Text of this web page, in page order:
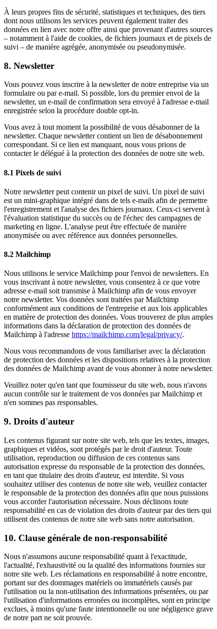
À leurs propres fins de sécurité, statistiques et techniques, des tiers
dont nous utilisons les services peuvent également traiter des
données en lien avec notre offre ainsi que provenant d'autres sources
– notamment à l'aide de cookies, de fichiers journaux et de pixels de
suivi – de manière agrégée, anonymisée ou pseudonymisée.
8. Newsletter
Vous pouvez vous inscrire à la newsletter de notre entreprise via un
formulaire ou par e-mail. Si possible, lors du premier envoi de la
newsletter, un e-mail de confirmation sera envoyé à l'adresse e-mail
enregistrée selon la procédure double opt-in.
Vous avez à tout moment la possibilité de vous désabonner de la
newsletter. Chaque newsletter contient un lien de désabonnement
correspondant. Si ce lien est manquant, nous vous prions de
contacter le délégué à la protection des données de notre site web.
8.1 Pixels de suivi
Notre newsletter peut contenir un pixel de suivi. Un pixel de suivi
est un mini-graphique intégré dans de tels e-mails afin de permettre
l'enregistrement et l'analyse des fichiers journaux. Ceux-ci servent à
l'évaluation statistique du succès ou de l'échec des campagnes de
marketing en ligne. L'analyse peut être effectuée de manière
anonymisée ou avec référence aux données personnelles.
8.2 Mailchimp
Nous utilisons le service Mailchimp pour l'envoi de newsletters. En
vous inscrivant à notre newsletter, vous consentez à ce que votre
adresse e-mail soit transmise à Mailchimp afin de vous envoyer
notre newsletter. Vos données sont traitées par Mailchimp
conformément aux conditions de l'entreprise et aux lois applicables
en matière de protection des données. Vous trouverez de plus amples
informations dans la déclaration de protection des données de
Mailchimp à l'adresse https://mailchimp.com/legal/privacy/.
Nous vous recommandons de vous familiariser avec la déclaration
de protection des données et les dispositions relatives à la protection
des données de Mailchimp avant de vous abonner à notre newsletter.
Veuillez noter qu'en tant que fournisseur du site web, nous n'avons
aucun contrôle sur le traitement de vos données par Mailchimp et
n'en sommes pas responsables.
9. Droits d'auteur
Les contenus figurant sur notre site web, tels que les textes, images,
graphiques et vidéos, sont protégés par le droit d'auteur. Toute
utilisation, reproduction ou diffusion de ces contenus sans
autorisation expresse du responsable de la protection des données,
en tant que titulaire des droits d'auteur, est interdite. Si vous
souhaitez utiliser des contenus de notre site web, veuillez contacter
le responsable de la protection des données afin que nous puissions
vous accorder l'autorisation nécessaire. Nous déclinons toute
responsabilité en cas de violation des droits d'auteur par des tiers qui
utilisent des contenus de notre site web sans notre autorisation.
10. Clause générale de non-responsabilité
Nous n'assumons aucune responsabilité quant à l'exactitude,
l'actualité, l'exhaustivité ou la qualité des informations fournies sur
notre site web. Les réclamations en responsabilité à notre encontre,
portant sur des dommages matériels ou immatériels causés par
l'utilisation ou la non-utilisation des informations présentées, ou par
l'utilisation d'informations erronées ou incomplètes, sont en principe
exclues, à moins qu'une faute intentionnelle ou une négligence grave
de notre part ne soit prouvée.